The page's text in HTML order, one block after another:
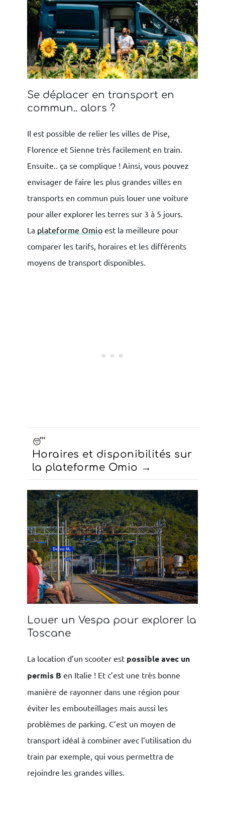
Se déplacer en transport en
commun.. alors ?
Il est possible de relier les villes de Pise,
Florence et Sienne très facilement en train.
Ensuite.. ça se complique ! Ainsi, vous pouvez
envisager de faire les plus grandes villes en
transports en commun puis louer une voiture
pour aller explorer les terres sur 3 à 5 jours.
La plateforme Omio est la meilleure pour
comparer les tarifs, horaires et les différents
moyens de transport disponibles.
😴
Horaires et disponibilités sur
la plateforme Omio
Louer un Vespa pour explorer la
Toscane
La location d’un scooter est possible avec un
permis B en Italie ! Et c’est une très bonne
manière de rayonner dans une région pour
éviter les embouteillages mais aussi les
problèmes de parking. C’est un moyen de
transport idéal à combiner avec l’utilisation du
train par exemple, qui vous permettra de
rejoindre les grandes villes.